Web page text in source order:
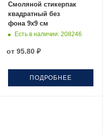
Смоляной стикерпак
квадратный без
фона 9х9 см
Есть в наличии: 208246
от 95.80 ₽
ПОДРОБНЕЕ